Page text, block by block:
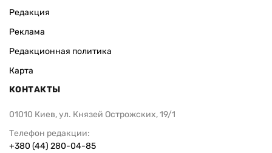
Редакция
Реклама
Редакционная политика
Карта
КОНТАКТЫ
01010 Киев, ул. Князей Острожских, 19/1
Телефон редакции:
+380 (44) 280-04-85